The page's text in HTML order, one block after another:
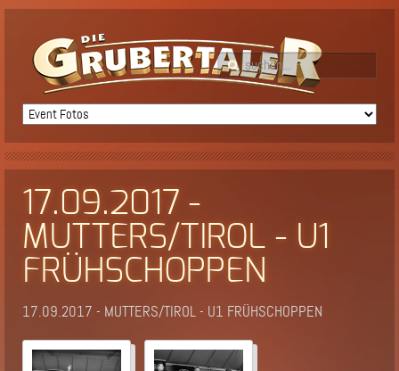
17.09.2017 -
MUTTERS/TIROL - U1
FRÜHSCHOPPEN
17.09.2017 - MUTTERS/TIROL - U1 FRÜHSCHOPPEN